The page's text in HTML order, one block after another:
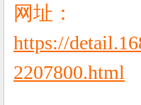
网址：
https://
2207800.html